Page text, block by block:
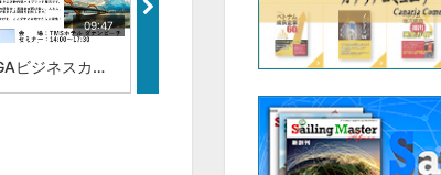
09:47
第101回EGAビジネスカンファレンスinダナン株式会社ブレインナビオン 井上 周
05:10
第101回EGAビジネスカンファレンスinダナン有限会社ハートフル・ファミリー 代表取締役 室谷 早智子